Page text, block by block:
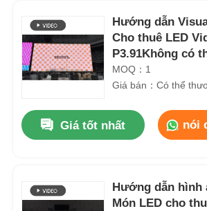
Hướng dẫn
Cho thuê LED
P3.91Không có
hình đen, màn
ngoài trời
MOQ：1
Giá bán：Có thể
Giá tốt nhất nói
Hướng dẫn hình
Món LED cho